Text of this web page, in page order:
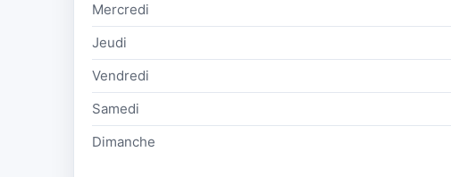
Mercredi
Jeudi
Vendredi
Samedi
Dimanche